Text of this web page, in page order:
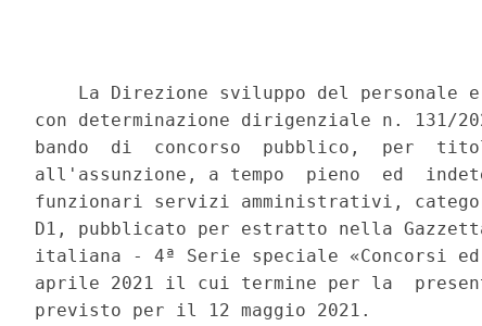
La Direzione sviluppo del personale
con determinazione dirigenziale n.
bando  di  concorso  pubblico,  per
all'assunzione, a tempo  pieno  ed
funzionari servizi amministrativi,
D1, pubblicato per estratto nella
italiana - 4ª Serie speciale «Concorsi
aprile 2021 il cui termine per la
previsto per il 12 maggio 2021.